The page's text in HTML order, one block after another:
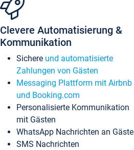
Clevere Automatisierung &
Kommunikation
Sichere und automatisierte
Zahlungen von Gästen
Messaging Plattform mit Airbnb
und Booking.com
Personalisierte Kommunikation
mit Gästen
WhatsApp Nachrichten an Gäste
SMS Nachrichten